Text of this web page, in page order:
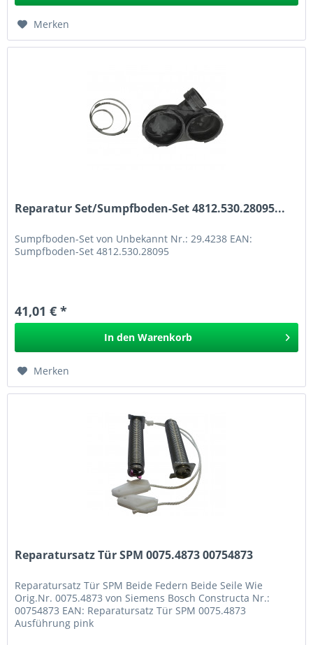
Merken
Reparatur Set/Sumpfboden-Set 4812.530.28095...
Sumpfboden-Set von Unbekannt Nr.: 29.4238 EAN:
Sumpfboden-Set 4812.530.28095
41,01 € *
In den Warenkorb
Merken
Reparatursatz Tür SPM 0075.4873 00754873
Reparatursatz Tür SPM Beide Federn Beide Seile Wie
Orig.Nr. 0075.4873 von Siemens Bosch Constructa Nr.:
00754873 EAN: Reparatursatz Tür SPM 0075.4873
Ausführung pink